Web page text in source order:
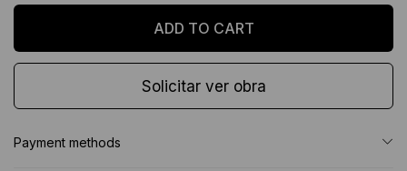
Solicitar ver obra
Payment methods